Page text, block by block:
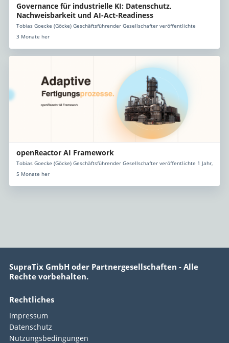
Governance für industrielle KI: Datenschutz,
Nachweisbarkeit und AI-Act-Readiness
Tobias Goecke (Göcke) Geschäftsführender Gesellschafter veröffentlichte
3 Monate her
openReactor AI Framework
Tobias Goecke (Göcke) Geschäftsführender Gesellschafter veröffentlichte 1 Jahr,
5 Monate her
SupraTix GmbH oder Partnergesellschaften - Alle
Rechte vorbehalten.
Rechtliches
Impressum
Datenschutz
Nutzungsbedingungen